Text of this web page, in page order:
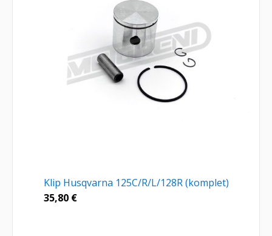
Klip Husqvarna 125C/R/L/128R (komplet)
35,80 €